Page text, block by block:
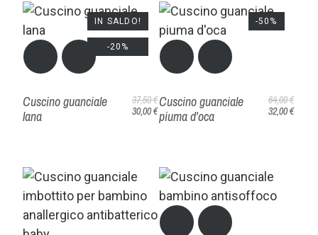
Cuscino guanciale
lana
37,50 €
30,00 €
IN SALDO!
-20%
Cuscino guanciale
piuma d'oca
64,00 €
32,00 €
-50%